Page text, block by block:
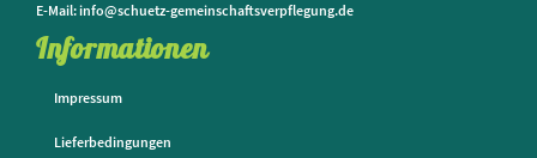
E-Mail: info@schuetz-gemeinschaftsverpflegung.de
Informationen
Impressum
Lieferbedingungen